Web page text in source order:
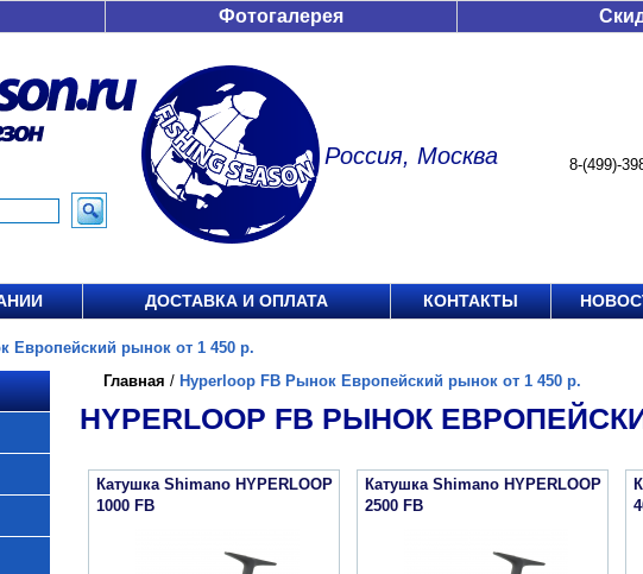
Фотогалерея
Россия, Москва 8-(499)-
ДОСТАВКА И ОПЛАТА КОНТАКТЫ
Европейский рынок от 1 450 р.
Главная / Hyperloop FB Рынок Европейский рынок от 1 450 р.
HYPERLOOP FB РЫНОК
Катушка Shimano HYPERLOOP
1000 FB
Катушка Shimano HYPERLOOP
2500 FB